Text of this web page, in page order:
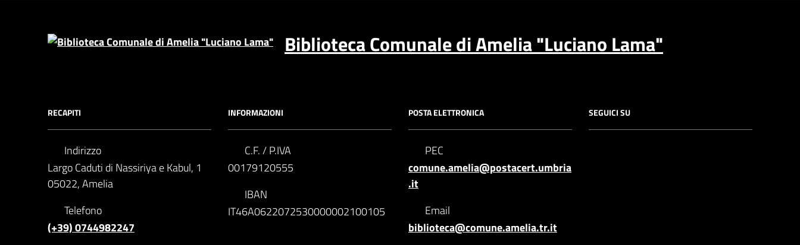
Biblioteca Comunale di Amelia "Luciano Lama"
RECAPITI
Indirizzo
Largo Caduti di Nassiriya e Kabul, 1
05022, Amelia
Telefono
(+39) 0744982247
INFORMAZIONI
C.F. / P.IVA
00179120555
IBAN
IT46A0622072530000002100105
POSTA ELETTRONICA
PEC
comune.amelia@postacert.umbria
.it
Email
biblioteca@comune.amelia.tr.it
SEGUICI SU